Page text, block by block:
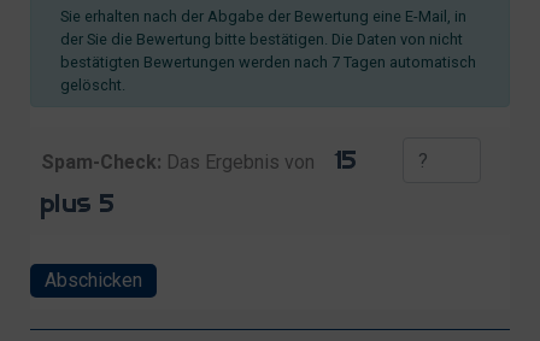
Sie erhalten nach der Abgabe der Bewertung eine E-Mail, in
der Sie die Bewertung bitte bestätigen. Die Daten von nicht
bestätigten Bewertungen werden nach 7 Tagen automatisch
gelöscht.
Spam-Check: Das Ergebnis von
Abschicken